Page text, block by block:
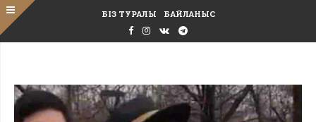
БІЗ ТУРАЛЫ БАЙЛАНЫС